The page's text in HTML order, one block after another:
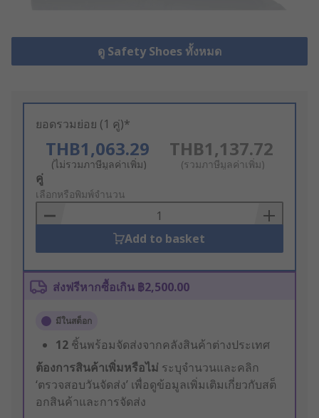
ดู Safety Shoes ทั้งหมด
ยอดรวมย่อย (1 คู่)*
THB1,063.29
(ไม่รวมภาษีมูลค่าเพิ่ม)
THB1,137.72
(รวมภาษีมูลค่าเพิ่ม)
Add
to
Basket
คู่
เลือกหรือพิมพ์จำนวน
Add to basket
ส่งฟรีหากซื้อเกิน ฿2,500.00
มีในสต็อก
12 ชิ้นพร้อมจัดส่งจากคลังสินค้าต่างประเทศ
ต้องการสินค้าเพิ่มหรือไม่ ระบุจำนวนและคลิก
‘ตรวจสอบวันจัดส่ง’ เพื่อดูข้อมูลเพิ่มเติมเกี่ยวกับสต็
อกสินค้าและการจัดส่ง